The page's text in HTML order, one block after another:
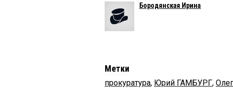
Бородянская Ирина
Метки
прокуратура, Юрий ГАМБУРГ,